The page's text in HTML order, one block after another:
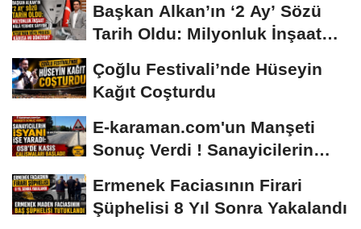
Başkan Alkan’ın ‘2 Ay’ Sözü
Tarih Oldu: Milyonluk İnşaat
Çoğlu Festivali’nde Hüseyin
Kağıt Coşturdu
E-karaman.com'un Manşeti
Sonuç Verdi ! Sanayicilerin
Ermenek Faciasının Firari
Şüphelisi 8 Yıl Sonra Yakalandı